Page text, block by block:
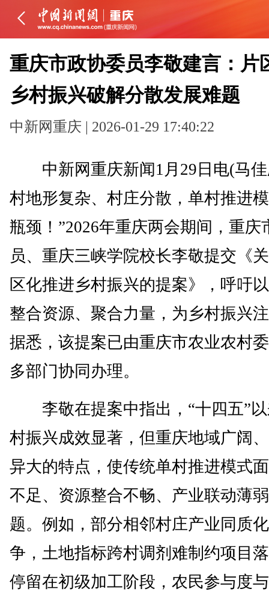
重庆市政协委员李敬建言：片
乡村振兴破解分散发展难题
中新网重庆 | 2026-01-29 17:40:22
中新网重庆新闻1月29日电(马佳
村地形复杂、村庄分散，单村推进
瓶颈！”2026年重庆两会期间，重庆
员、重庆三峡学院校长李敬提交《
区化推进乡村振兴的提案》，呼吁
整合资源、聚合力量，为乡村振兴
据悉，该提案已由重庆市农业农村
多部门协同办理。
李敬在提案中指出，“十四五”以
村振兴成效显著，但重庆地域广阔
异大的特点，使传统单村推进模式
不足、资源整合不畅、产业联动薄
题。例如，部分相邻村庄产业同质
争，土地指标跨村调剂难制约项目
停留在初级加工阶段，农民参与度